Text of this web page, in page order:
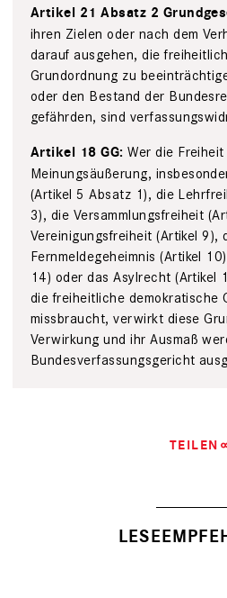
Artikel 21 Absatz 2
ihren Zielen oder nach dem
darauf ausgehen, die
Grundordnung zu
oder den Bestand der
gefährden, sind
Artikel 18 GG:Wer die
Meinungsäußerung,
(Artikel 5 Absatz 1), die
3), die Versammlungsfreiheit
Vereinigungsfreiheit (Artikel 9),
Fernmeldegeheimnis (Artikel
14) oder das Asylrecht (Artikel
die freiheitliche demokratische
missbraucht, verwirkt diese
Verwirkung und ihr Ausmaß
Bundesverfassungsgericht
TEILEN